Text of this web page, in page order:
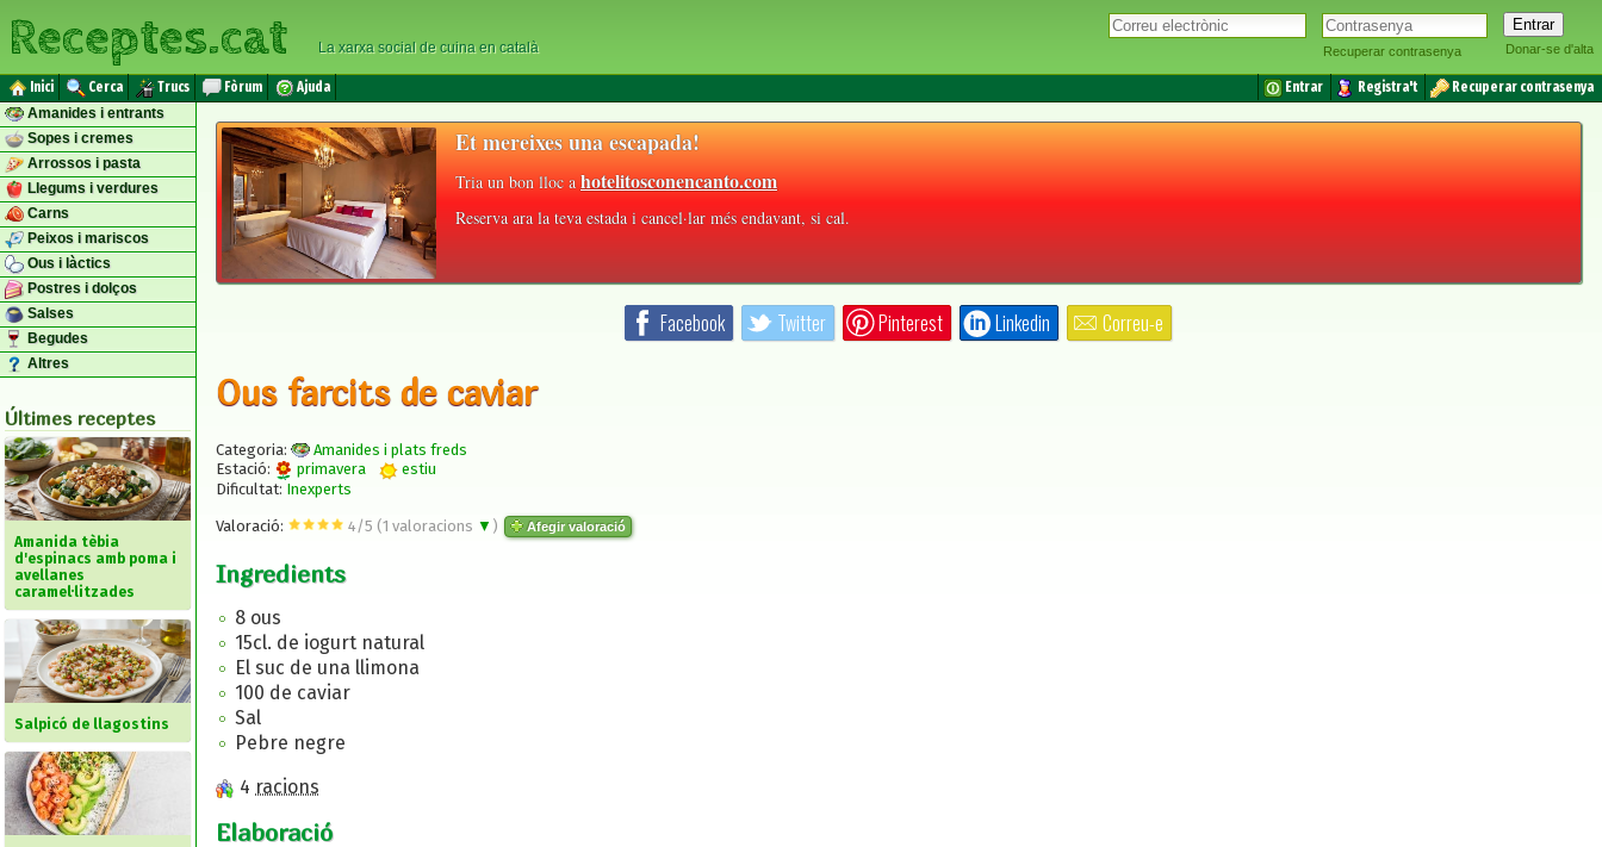
Recuperar contrasenya Donar-se d'alta
Receptes.cat La xarxa social de cuina en català
Inici Cerca Trucs Fòrum Ajuda Entrar Registra't
Recuperar contrasenya
Amanides i entrants
Sopes i cremes
Arrossos i pasta
Llegums i verdures
Carns
Peixos i mariscos
Ous i làctics
Postres i dolços
Salses
Begudes
Altres
Últimes receptes
Amanida tèbia
d'espinacs amb poma i
avellanes
caramel·litzades
Salpicó de llagostins
Et mereixes una escapada!
Tria un bon lloc ahotelitosconencanto.com
Reserva ara la teva estada i cancel·lar més endavant, si cal.
Facebook Twitter Pinterest Linkedin Correu-e
Ous farcits de caviar
Categoria:
Amanides i plats freds
Estació:
primavera
estiu
Dificultat: Inexperts
Valoració: 4 /5 (1 valoracions ▼ ) Afegir valoració
Ingredients
8 ous
15cl. de iogurt natural
El suc de una llimona
100 de caviar
Sal
Pebre negre
4 racions
Elaboració